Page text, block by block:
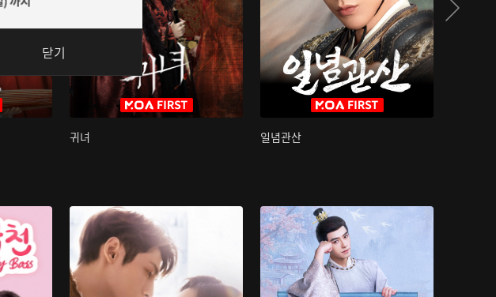
귀녀 일념관산
닫기